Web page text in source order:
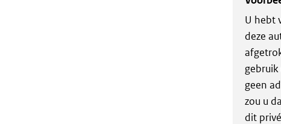
U hebt
deze
geen
zou u
dit